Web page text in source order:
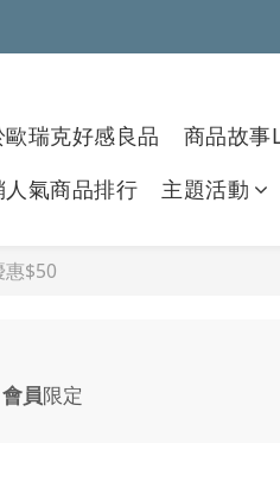
瑞克好感良品 商品故事
人氣商品排行
主題活動
惠$50
會員限定